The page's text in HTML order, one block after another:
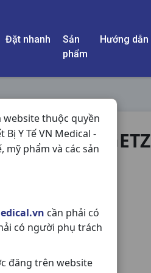
Đặt nhanh
Sản
phẩm
Hướng dẫn
website thuộc quyền
Y Tế VN Medical -
phẩm và các sản
cần phải có
có người phụ trách
đăng trên website
H2VI7V GETZ